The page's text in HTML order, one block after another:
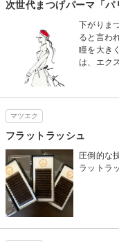
次世代まつげパーマ「パ
下がりま
ると言わ
瞳を大き
は、エク
マツエク
フラットラッシュ
圧倒的な
ラットラ